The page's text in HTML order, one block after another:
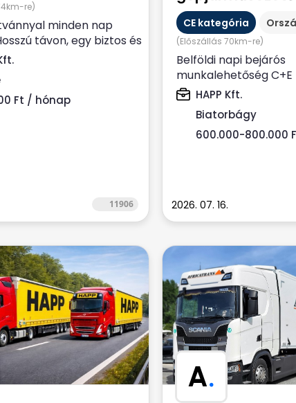
re)
minden nap
távon, egy biztos és
munkahelyen
Állítsd...
Ft / hónap
11906
CE kategória
(Előszállás 70km-re)
Belföldi napi bejárós
munkalehetőség
országos
Biatorbágyi...
HAPP Kft.
Biatorbágy
600.000-800.000
2026. 07. 16.
A.